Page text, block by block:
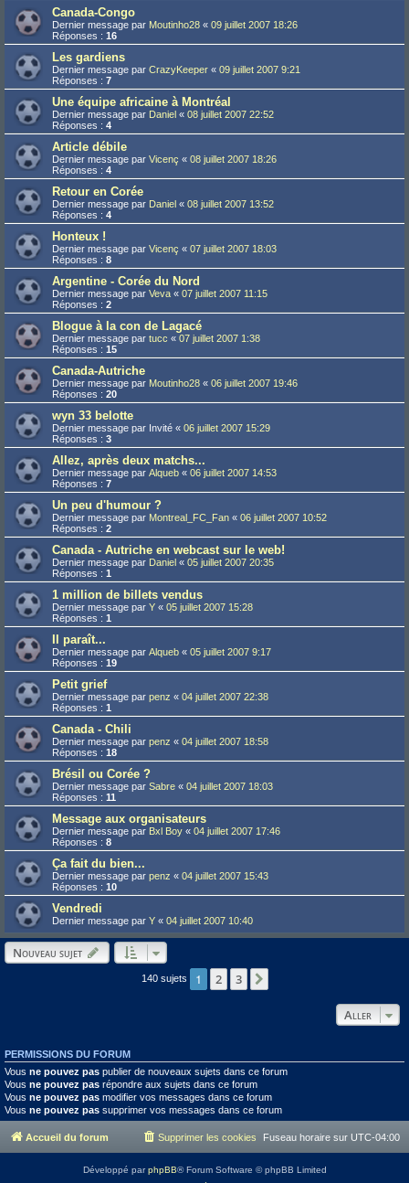
Canada-Congo
Dernier message par Moutinho28 « 09 juillet 2007 18:26
Réponses : 16
Les gardiens
Dernier message par CrazyKeeper « 09 juillet 2007 9:21
Réponses : 7
Une équipe africaine à Montréal
Dernier message par Daniel « 08 juillet 2007 22:52
Réponses : 4
Article débile
Dernier message par Vicenç « 08 juillet 2007 18:26
Réponses : 4
Retour en Corée
Dernier message par Daniel « 08 juillet 2007 13:52
Réponses : 4
Honteux !
Dernier message par Vicenç « 07 juillet 2007 18:03
Réponses : 8
Argentine - Corée du Nord
Dernier message par Veva « 07 juillet 2007 11:15
Réponses : 2
Blogue à la con de Lagacé
Dernier message par tucc « 07 juillet 2007 1:38
Réponses : 15
Canada-Autriche
Dernier message par Moutinho28 « 06 juillet 2007 19:46
Réponses : 20
wyn 33 belotte
Dernier message par Invité « 06 juillet 2007 15:29
Réponses : 3
Allez, après deux matchs...
Dernier message par Alqueb « 06 juillet 2007 14:53
Réponses : 7
Un peu d'humour ?
Dernier message par Montreal_FC_Fan « 06 juillet 2007 10:52
Réponses : 2
Canada - Autriche en webcast sur le web!
Dernier message par Daniel « 05 juillet 2007 20:35
Réponses : 1
1 million de billets vendus
Dernier message par Y « 05 juillet 2007 15:28
Réponses : 1
Il paraît...
Dernier message par Alqueb « 05 juillet 2007 9:17
Réponses : 19
Petit grief
Dernier message par penz « 04 juillet 2007 22:38
Réponses : 1
Canada - Chili
Dernier message par penz « 04 juillet 2007 18:58
Réponses : 18
Brésil ou Corée ?
Dernier message par Sabre « 04 juillet 2007 18:03
Réponses : 11
Message aux organisateurs
Dernier message par Bxl Boy « 04 juillet 2007 17:46
Réponses : 8
Ça fait du bien...
Dernier message par penz « 04 juillet 2007 15:43
Réponses : 10
Vendredi
Dernier message par Y « 04 juillet 2007 10:40
Nouveau sujet
140 sujets 1 2 3
Aller
PERMISSIONS DU FORUM
Vous ne pouvez pas publier de nouveaux sujets dans ce forum
Vous ne pouvez pas répondre aux sujets dans ce forum
Vous ne pouvez pas modifier vos messages dans ce forum
Vous ne pouvez pas supprimer vos messages dans ce forum
Accueil du forum Fuseau horaire sur UTC-04:00
Supprimer les cookies
Développé parphpBB® Forum Software © phpBB Limited